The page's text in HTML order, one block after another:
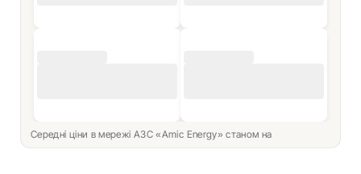
Середні ціни в мережі АЗС «Amic Energy» станом на